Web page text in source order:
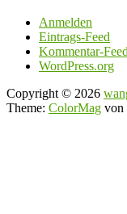
Anmelden
Eintrags-Feed
Kommentar-Feed
WordPress.org
Copyright © 2026
Theme: ColorMag von